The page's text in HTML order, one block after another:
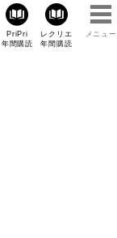
PriPri
年間購読
レクリエ
年間購読
メニュー